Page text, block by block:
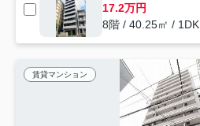
17.2万円
8階 / 40.25㎡ / 1DK
賃貸マンション